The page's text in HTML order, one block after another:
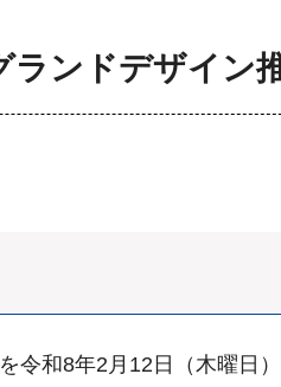
ランドデザイン
令和8年2月12日（木曜